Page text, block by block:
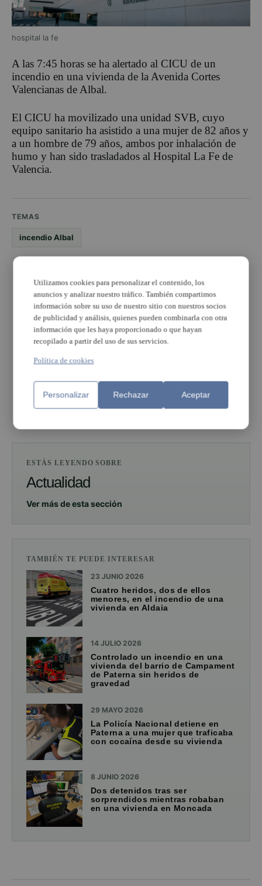
hospital la fe
A las 7:45 horas se ha alertado al CICU de un
incendio en una vivienda de la Avenida Cortes
Valencianas de Albal.
El CICU ha movilizado una unidad SVB, cuyo
equipo sanitario ha asistido a una mujer de 82 años y
a un hombre de 79 años, ambos por inhalación de
humo y han sido trasladados al Hospital La Fe de
Valencia.
TEMAS
incendio Albal
ESTÁS LEYENDO SOBRE
Actualidad
Ver más de esta sección
TAMBIÉN TE PUEDE INTERESAR
23 JUNIO 2026
Cuatro heridos, dos de ellos
menores, en el incendio de una
vivienda en Aldaia
14 JULIO 2026
Controlado un incendio en una
vivienda del barrio de Campament
de Paterna sin heridos de
gravedad
29 MAYO 2026
La Policía Nacional detiene en
Paterna a una mujer que traficaba
con cocaína desde su vivienda
8 JUNIO 2026
Dos detenidos tras ser
sorprendidos mientras robaban
en una vivienda en Moncada
Utilizamos cookies para personalizar el contenido, los
anuncios y analizar nuestro tráfico. También compartimos
información sobre su uso de nuestro sitio con nuestros socios
de publicidad y análisis, quienes pueden combinarla con otra
información que les haya proporcionado o que hayan
recopilado a partir del uso de sus servicios.
Política de cookies
Personalizar Rechazar Aceptar